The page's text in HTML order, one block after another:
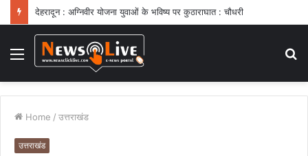
देहरादून : अग्निवीर योजना युवाओं के भविष्य पर कुठाराघात : चौधरी
Menu
Home / उत्तराखंड
उत्तराखंड